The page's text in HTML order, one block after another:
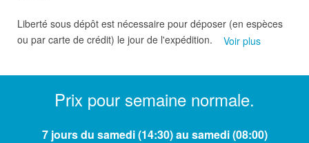
Liberté sous dépôt est nécessaire pour déposer (en espèces
ou par carte de crédit) le jour de l'expédition.
Voir plus
Prix pour semaine normale.
7 jours du samedi (14:30) au samedi (08:00)